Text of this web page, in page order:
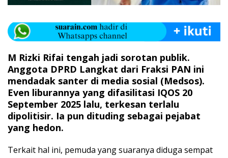
M Rizki Rifai tengah jadi sorotan publik.
Anggota DPRD Langkat dari Fraksi PAN ini
mendadak santer di media sosial (Medsos).
Even liburannya yang difasilitasi IQOS 20
September 2025 lalu, terkesan terlalu
dipolitisir. Ia pun dituding sebagai pejabat
yang hedon.
Terkait hal ini, pemuda yang suaranya diduga sempat